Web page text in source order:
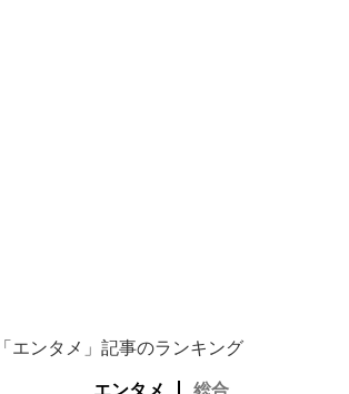
「エンタメ」記事のランキング
エンタメ 総合